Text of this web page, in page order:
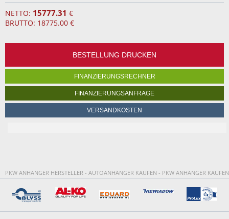
NETTO: 15777.31 €
BRUTTO: 18775.00 €
BESTELLUNG DRUCKEN
FINANZIERUNGSRECHNER
FINANZIERUNGSANFRAGE
VERSANDKOSTEN
PKW ANHÄNGER HERSTELLER - AUTOANHÄNGER KAUFEN - PKW ANHÄNGER KAUFEN